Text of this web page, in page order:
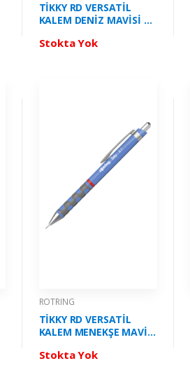
TİKKY RD VERSATİL
KALEM DENİZ MAVİSİ 05
Stokta Yok
ROTRING
TİKKY RD VERSATİL
KALEM MENEKŞE MAVİ
Stokta Yok